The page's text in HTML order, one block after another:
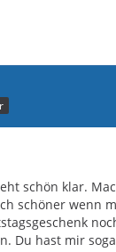
schön klar.
schöner wenn
Du hast mir